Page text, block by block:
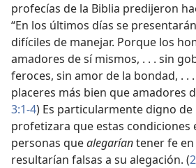
profecías de la Biblia predijeron
“En los últimos días se
difíciles de manejar. Porque los
amadores de sí mismos, . . . sin
feroces, sin amor de la bondad, . .
placeres más bien que amadores
3:1-4) Es particularmente digno
profetizara que estas condiciones
personas quealegaríantener fe
resultarían falsas a su alegación. (